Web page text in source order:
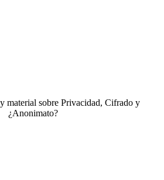
material sobre Privacidad, Cifrado y
¿Anonimato?